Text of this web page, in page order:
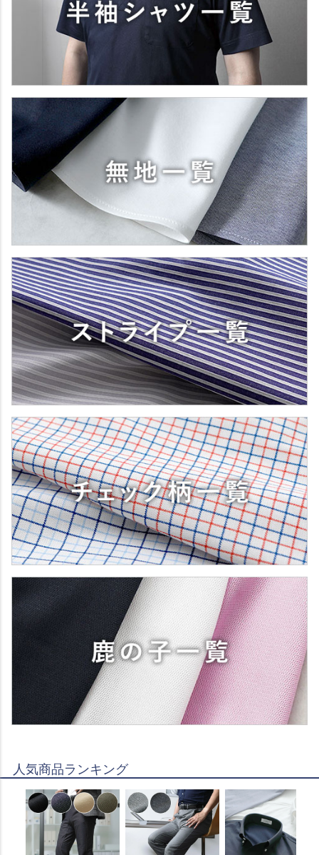
人気商品ランキング